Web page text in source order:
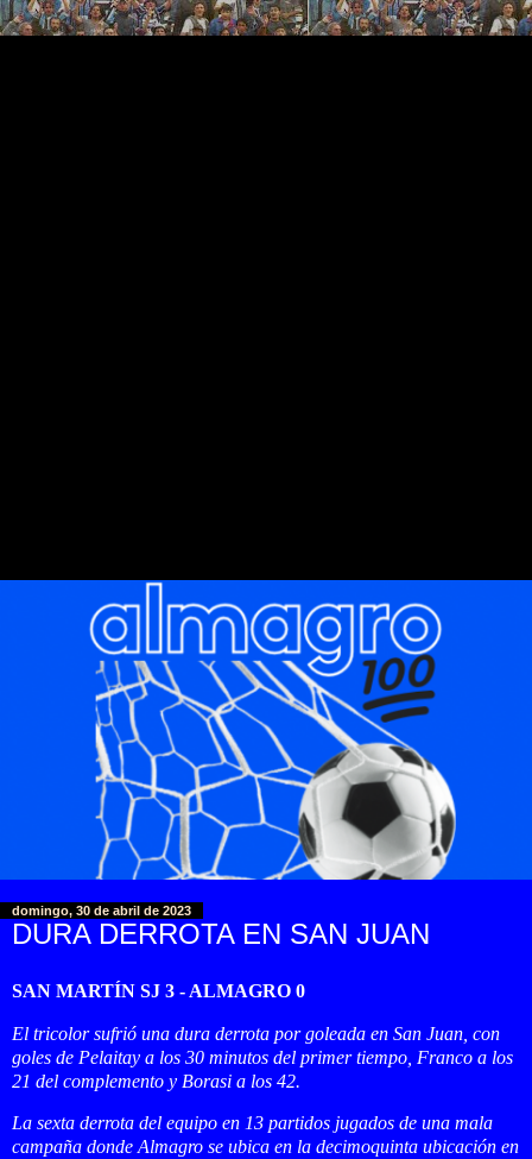
domingo, 30 de abril de 2023
DURA DERROTA EN SAN JUAN
SAN MARTÍN SJ 3 - ALMAGRO 0
El tricolor sufrió una dura derrota por goleada en San Juan, con
goles de Pelaitay a los 30 minutos del primer tiempo, Franco a los
21 del complemento y Borasi a los 42.
La sexta derrota del equipo en 13 partidos jugados de una mala
campaña donde Almagro se ubica en la decimoquinta ubicación en